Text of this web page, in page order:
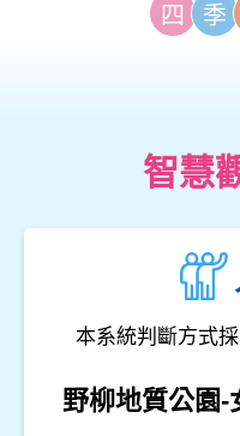
四 季
智慧
本系統判斷方式
和平島